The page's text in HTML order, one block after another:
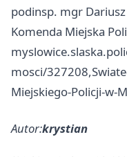
podinsp. mgr
Komenda Miejska
mosci/
Miejskiego-Policji-w-
Autor:krystian